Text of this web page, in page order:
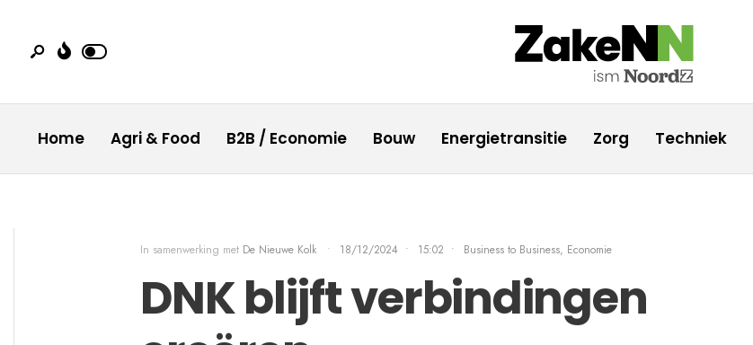
Home Agri & Food B2B / Economie Bouw Energietransitie Zorg Techniek
In samenwerking met De Nieuwe Kolk • 18/12/2024 • 15:02 • Business to Business, Economie
DNK blijft verbindingen